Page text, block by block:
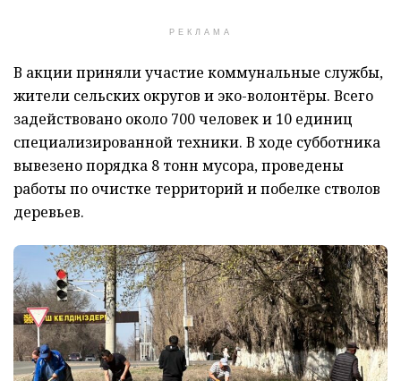
РЕКЛАМА
В акции приняли участие коммунальные службы,
жители сельских округов и эко-волонтёры. Всего
задействовано около 700 человек и 10 единиц
специализированной техники. В ходе субботника
вывезено порядка 8 тонн мусора, проведены
работы по очистке территорий и побелке стволов
деревьев.